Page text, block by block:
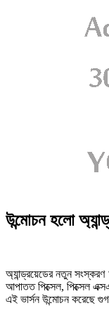
উন্মোচন হলো
অ্যান্ড্রয়েডের নতুন সংস্করণ
আপাতত পিক্সেল, পিক্সেল
এই ভার্সন উন্মোচন করেছে